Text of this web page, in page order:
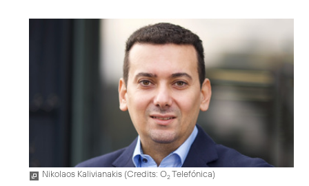
Nikolaos Kalivianakis (Credits: O2Telefónica)